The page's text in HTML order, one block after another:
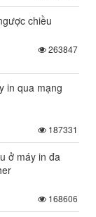
chiều
263847
in qua mạng
187331
ở máy in đa
168606